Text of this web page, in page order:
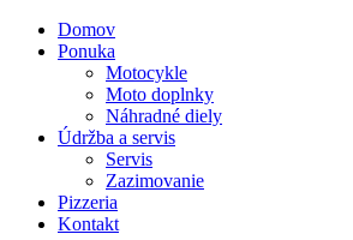
Domov
Ponuka
Motocykle
Moto doplnky
Náhradné diely
Údržba a servis
Servis
Zazimovanie
Pizzeria
Kontakt